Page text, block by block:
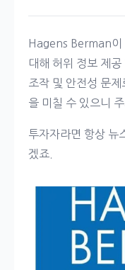
Hagens Berman
대해 허위 정보 제
조작 및 안전성 문
을 미칠 수 있으니
투자자라면 항상 뉴
겠죠.